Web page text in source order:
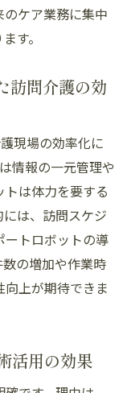
ケア業務に集中
す。
訪問介護の効
現場の効率化に
情報の一元管理や
は体力を要する
は、訪問スケジ
ートロボットの導
の増加や作業時
上が期待できま
活用の効果